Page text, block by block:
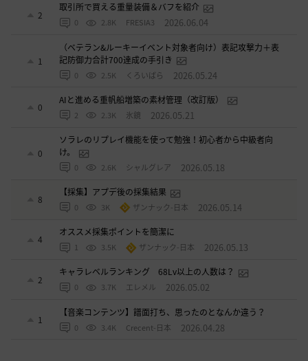
2
取引所で買える重量装備＆バフを紹介
0 2.8K FRESIA3 2026.06.04
1
（ベテラン&ルーキーイベント対象者向け）表記攻撃力＋表
記防御力合計700達成の手引き
0 2.5K くろいばら 2026.05.24
0
AIと進める重帆船増築の素材管理（改訂版）
2 2.3K 氷鏡 2026.05.21
0
ソラレのリプレイ機能を使って勉強！初心者から中級者向
け。
0 2.6K シャルグレア 2026.05.18
8
【採集】アプデ後の採集結果
0 3K ザンナック-日本 2026.05.14
4
オススメ採集ポイントを簡潔に
1 3.5K ザンナック-日本 2026.05.13
2
キャラレベルランキング 68Lv以上の人数は？
0 3.7K エレメル 2026.05.02
1
【音楽コンテンツ】譜面打ち、思ったのとなんか違う？
0 3.4K Crecent-日本 2026.04.28